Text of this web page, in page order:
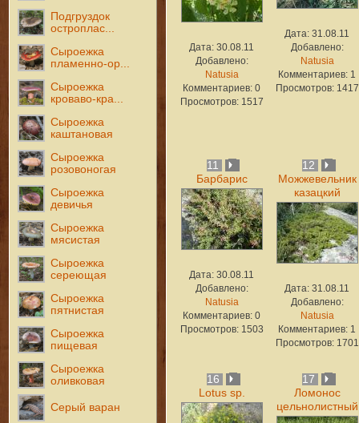
Подгруздок
остроплас...
Сыроежка
пламенно-ор...
Сыроежка
кроваво-кра...
Сыроежка
каштановая
Сыроежка
розовоногая
Сыроежка
девичья
Сыроежка
мясистая
Сыроежка
сереющая
Сыроежка
пятнистая
Сыроежка
пищевая
Сыроежка
оливковая
Серый варан
Дата: 30.08.11
Добавлено:
Natusia
Комментариев: 0
Просмотров: 1517
Дата: 31.08.11
Добавлено:
Natusia
Комментариев: 1
Просмотров: 1417
11
Барбарис
Дата: 30.08.11
Добавлено:
Natusia
Комментариев: 0
Просмотров: 1503
12
Можжевельник
казацкий
Дата: 31.08.11
Добавлено:
Natusia
Комментариев: 1
Просмотров: 1701
16
Lotus sp.
17
Ломонос
цельнолистный